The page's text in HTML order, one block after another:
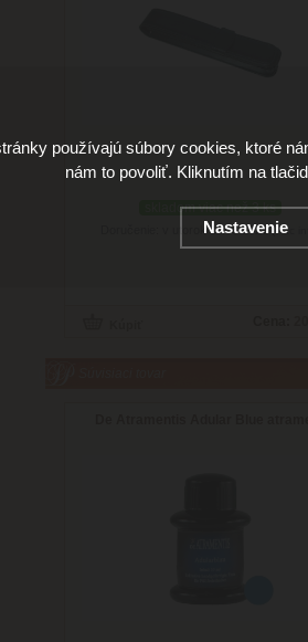
skladom viac než 3 ks
Doručenie: v utorok 11.08.2026(viac
používajú súbory cookies, ktoré
nám to povoliť. Kliknutím na
Nastavenie